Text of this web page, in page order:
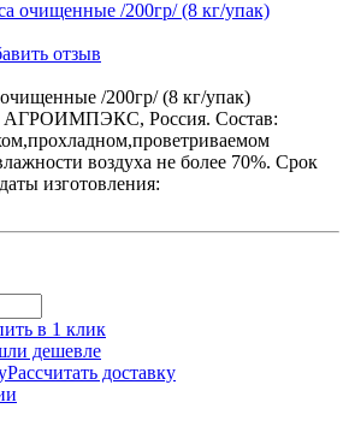
отзыв
/200гр/ (8 кг/упак)
АГРОИМПЭКС, Россия. Состав:
воздуха не более 70%. Срок
изготовления:
в 1 клик
дешевле
Рассчитать доставку